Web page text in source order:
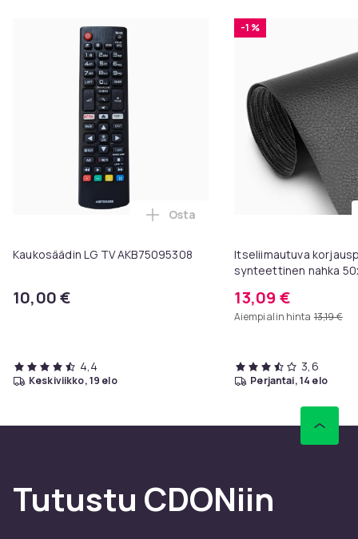
Kaukosäädin LG TV AKB75095308
10,00 €
Lisää Kaukosäädin LG TV
Osta
4,4
keskiviikko, 19 elo
-1 %
Itseliimautuva
synteettinen nahka
13,09 €
Aiempi alin hinta 13,19 €
3,6
perjantai, 14 elo
Tutustu CDONiin